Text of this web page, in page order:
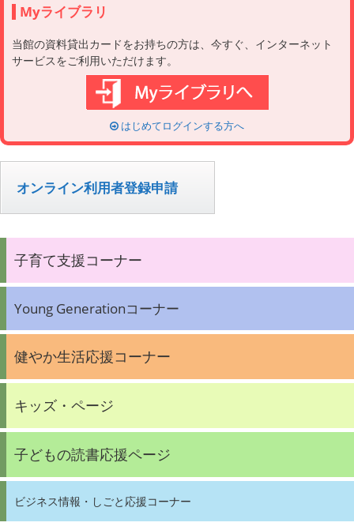
Myライブラリ
当館の資料貸出カードをお持ちの方は、今すぐ、インターネット
サービスをご利用いただけます。
はじめてログインする方へ
オンライン利用者登録申請
子育て支援コーナー
Young Generationコーナー
健やか生活応援コーナー
キッズ・ページ
子どもの読書応援ページ
ビジネス情報・しごと応援コーナー